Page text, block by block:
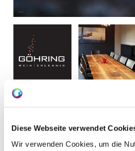
Diese Webseite verwendet
Wir verwenden Cookies, um die
Kontakt Weitere Infos &